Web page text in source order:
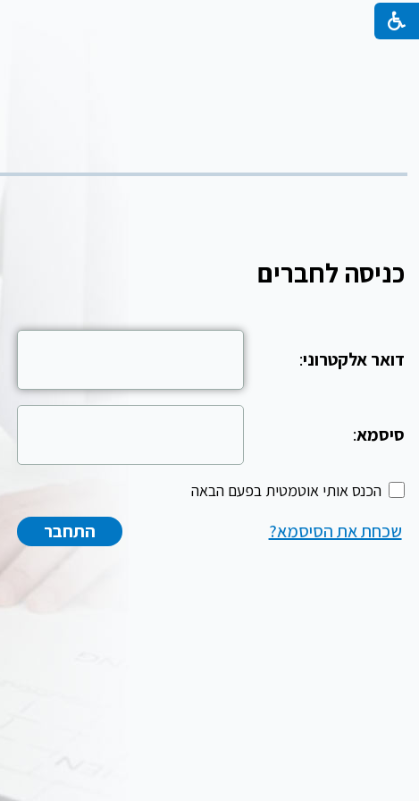
כניסה לחברים
דואר אלקטרוני:
סיסמא:
הכנס אותי אוטמטית בפעם הבאה
שכחת את הסיסמא?